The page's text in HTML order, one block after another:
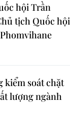
hội Trần
tịch Quốc hội
kiểm soát chặt
lượng ngành